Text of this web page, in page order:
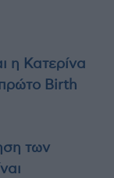
η Κατερίνα
Birth
των